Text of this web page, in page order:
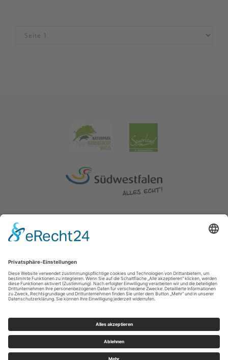
Impressum Erklärung zur Barrierefreiheit
Kreis Soest | Der Landrat Hoher Weg 1-3 59494 Soest
Sauerland-Tourismus e.V.
Cookie-Einstellungen